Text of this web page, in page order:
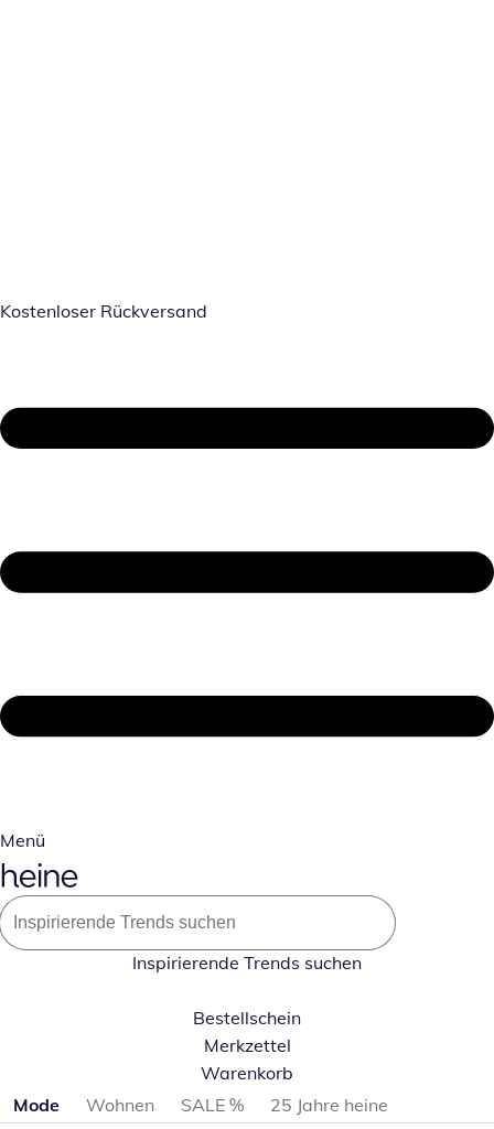
Kostenloser Rückversand
Menü
Inspirierende Trends suchen
Bestellschein
Merkzettel
Warenkorb
Produktkategorien überspringen
Mode Wohnen SALE %
25 Jahre heine